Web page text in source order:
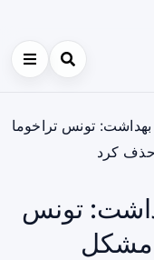
بهداشت: تونس تراخوما
کرد
تونس
مشکل